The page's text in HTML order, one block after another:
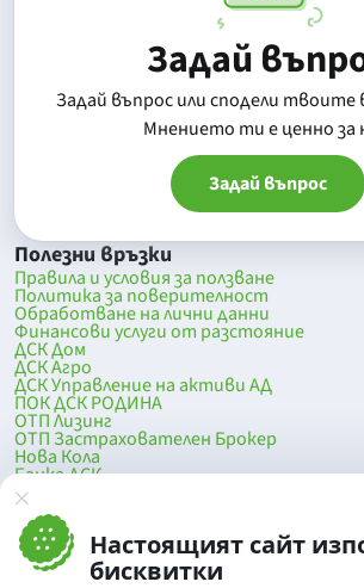
Настоящият сайт
бисквитки
Задай
Задай въпрос или сподели твоите
Mнението ти е ценно за
Задай въпрос
Полезни връзки
Правила и условия за ползване
Политика за поверителност
Обработване на лични данни
Финансови услуги от разстояние
ДСК Дом
ДСК Агро
ДСК Управление на активи АД
ПОК ДСК РОДИНА
ОТП Лизинг
ОТП Застрахователен Брокер
Нова Кола
Банка ДСК
DSK Mobile
Оферти за продажба от Банка ДСК
Клонова мрежа и банкомати
До началото на страницата